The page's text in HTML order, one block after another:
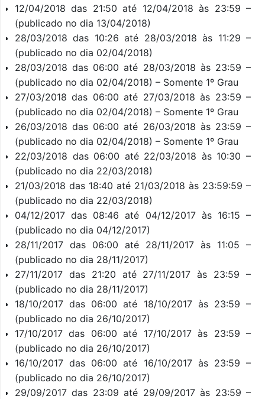
12/04/2018 das 21:50 até 12/04/2018 às 23:59 –
(publicado no dia 13/04/2018)
28/03/2018 das 10:26 até 28/03/2018 às 11:29 –
(publicado no dia 02/04/2018)
28/03/2018 das 06:00 até 28/03/2018 às 23:59 –
(publicado no dia 02/04/2018) – Somente 1º Grau
27/03/2018 das 06:00 até 27/03/2018 às 23:59 –
(publicado no dia 02/04/2018) – Somente 1º Grau
26/03/2018 das 06:00 até 26/03/2018 às 23:59 –
(publicado no dia 02/04/2018) – Somente 1º Grau
22/03/2018 das 06:00 até 22/03/2018 às 10:30 –
(publicado no dia 22/03/2018)
21/03/2018 das 18:40 até 21/03/2018 às 23:59:59 –
(publicado no dia 22/03/2018)
04/12/2017 das 08:46 até 04/12/2017 às 16:15 –
(publicado no dia 04/12/2017)
28/11/2017 das 06:00 até 28/11/2017 às 11:05 –
(publicado no dia 28/11/2017)
27/11/2017 das 21:20 até 27/11/2017 às 23:59 –
(publicado no dia 28/11/2017)
18/10/2017 das 06:00 até 18/10/2017 às 23:59 –
(publicado no dia 26/10/2017)
17/10/2017 das 06:00 até 17/10/2017 às 23:59 –
(publicado no dia 26/10/2017)
16/10/2017 das 06:00 até 16/10/2017 às 23:59 –
(publicado no dia 26/10/2017)
29/09/2017 das 23:09 até 29/09/2017 às 23:59 –